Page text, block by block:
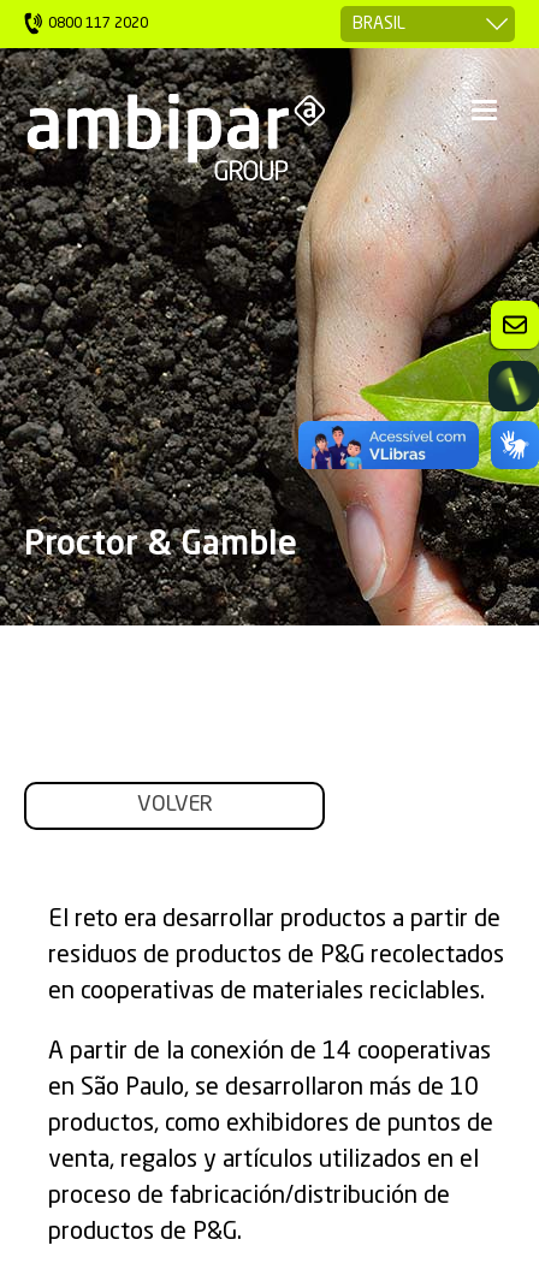
0800 117 2020
Proctor & Gamble
VOLVER
El reto era desarrollar productos a partir de
residuos de productos de P&G recolectados
en cooperativas de materiales reciclables.
A partir de la conexión de 14 cooperativas
en São Paulo, se desarrollaron más de 10
productos, como exhibidores de puntos de
venta, regalos y artículos utilizados en el
proceso de fabricación/distribución de
productos de P&G.